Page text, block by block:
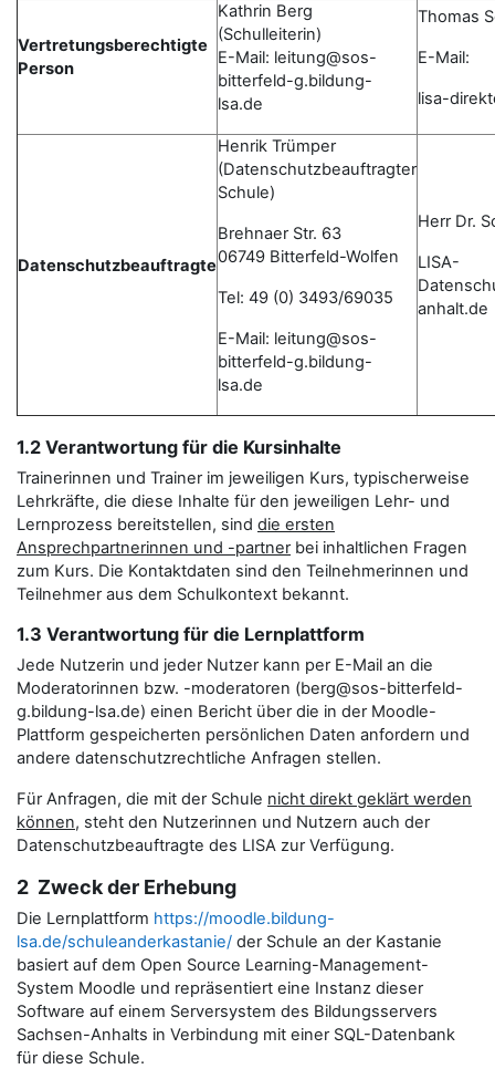
Vertretungsberechtigte
Person
Kathrin Berg
(Schulleiterin)
E-Mail: leitung@sos-
bitterfeld-g.bildung-
lsa.de
Thomas
E-Mail:
lisa-
Datenschutzbeauftragte
Henrik Trümper
(Datenschutzbeauftragter
Schule)
Brehnaer Str. 63
06749 Bitterfeld-Wolfen
Tel: 49 (0) 3493/69035
E-Mail: leitung@sos-
bitterfeld-g.bildung-
lsa.de
Herr Dr.
LISA-
anhalt.de
1.2 Verantwortung für die Kursinhalte
Trainerinnen und Trainer im jeweiligen Kurs, typischerweise
Lehrkräfte, die diese Inhalte für den jeweiligen Lehr- und
Lernprozess bereitstellen, sind die ersten
Ansprechpartnerinnen und -partnerbei inhaltlichen Fragen
zum Kurs. Die Kontaktdaten sind den Teilnehmerinnen und
Teilnehmer aus dem Schulkontext bekannt.
1.3 Verantwortung für die Lernplattform
Jede Nutzerin und jeder Nutzer kann per E-Mail an die
Moderatorinnen bzw. -moderatoren (berg@sos-bitterfeld-
g.bildung-lsa.de) einen Bericht über die in der Moodle-
Plattform gespeicherten persönlichen Daten anfordern und
andere datenschutzrechtliche Anfragen stellen.
Für Anfragen, die mit der Schule nicht direkt geklärt werden
können, steht den Nutzerinnen und Nutzern auch der
Datenschutzbeauftragte des LISA zur Verfügung.
2 Zweck der Erhebung
Die Lernplattform https://moodle.bildung-
lsa.de/schuleanderkastanie/ der Schule an der Kastanie
basiert auf dem Open Source Learning-Management-
System Moodle und repräsentiert eine Instanz dieser
Software auf einem Serversystem des Bildungsservers
Sachsen-Anhalts in Verbindung mit einer SQL-Datenbank
für diese Schule.